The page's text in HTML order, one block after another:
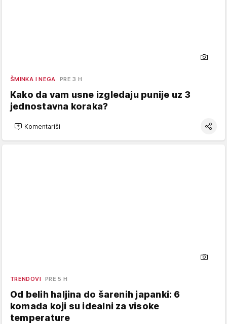
ŠMINKA I NEGA PRE 3 H
Kako da vam usne izgledaju punije uz 3
jednostavna koraka?
Komentariši
TRENDOVI PRE 5 H
Od belih haljina do šarenih japanki: 6
komada koji su idealni za visoke
temperature